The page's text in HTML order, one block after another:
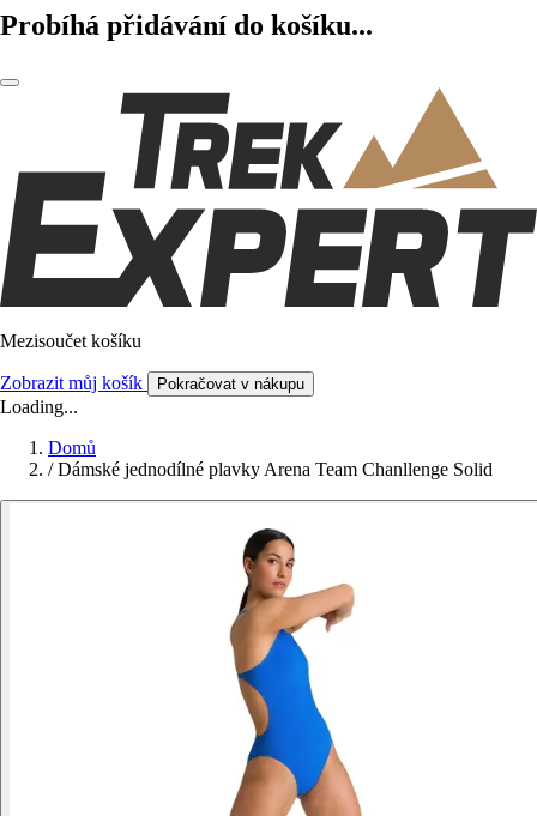
Probíhá přidávání do košíku...
Mezisoučet košíku
Zobrazit můj košík Pokračovat v nákupu
Loading...
Domů
/ Dámské jednodílné plavky Arena Team Chanllenge Solid